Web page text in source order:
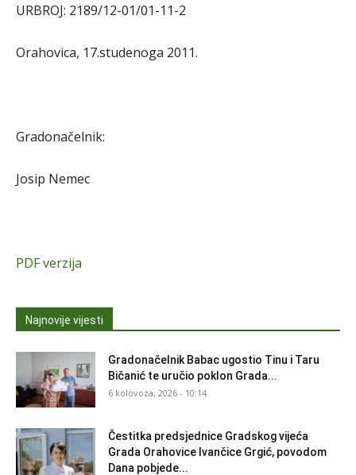
URBROJ: 2189/12-01/01-11-2
Orahovica, 17.studenoga 2011.
Gradonačelnik:
Josip Nemec
PDF verzija
Najnovije vijesti
Gradonačelnik Babac ugostio Tinu i Taru
Bičanić te uručio poklon Grada...
6 kolovoza, 2026 - 10:14
Čestitka predsjednice Gradskog vijeća
Grada Orahovice Ivančice Grgić, povodom
Dana pobjede...